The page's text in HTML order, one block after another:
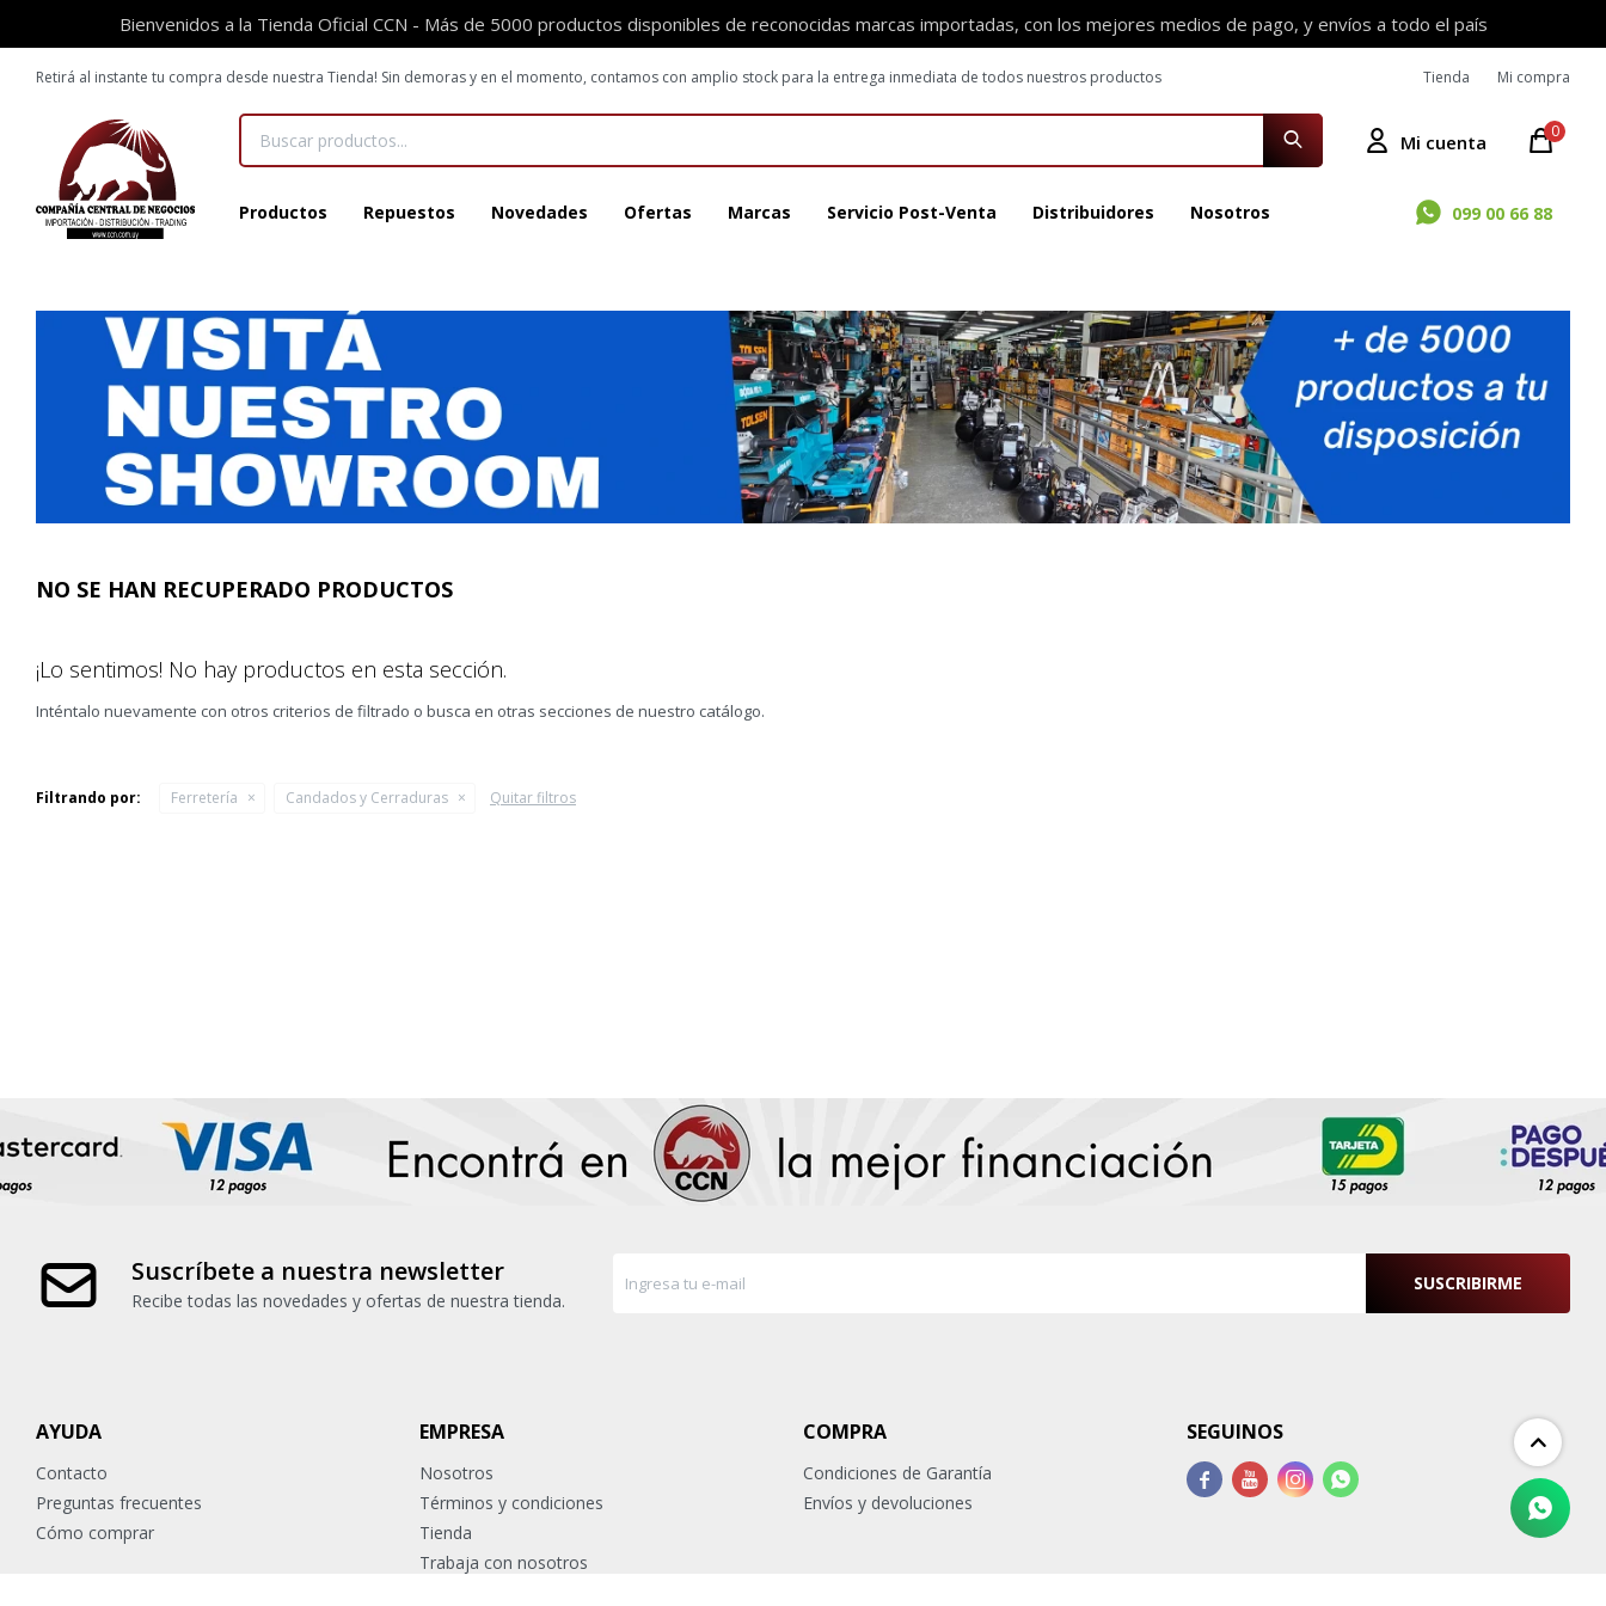
Bienvenidos a la Tienda Oficial CCN - Más de 5000 productos disponibles de reconocidas marcas importadas, con los mejores medios de pago, y envíos a todo el país
Productos Repuestos Novedades Ofertas Marcas Servicio Post-Venta Distribuidores Nosotros 099 00 66 88
0
Retirá al instante tu compra desde nuestra Tienda! Sin demoras y en el momento, contamos con amplio stock para la entrega inmediata de todos nuestros productos Tienda Mi compra
NO SE HAN RECUPERADO PRODUCTOS
¡Lo sentimos! No hay productos en esta sección.
Inténtalo nuevamente con otros criterios de filtrado o busca en otras secciones de nuestro catálogo.
Filtrando por: Ferretería Candados y Cerraduras Quitar filtros
Suscríbete a nuestra newsletter
Recibe todas las novedades y ofertas de nuestra tienda.
SUSCRIBIRME
AYUDA
Contacto
Preguntas frecuentes
Cómo comprar
EMPRESA
Nosotros
Términos y condiciones
Tienda
Trabaja con nosotros
COMPRA
Condiciones de Garantía
Envíos y devoluciones
SEGUINOS
   